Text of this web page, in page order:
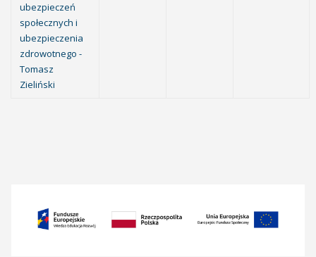
ubezpieczeń
społecznych i
ubezpieczenia
zdrowotnego -
Tomasz
Zieliński